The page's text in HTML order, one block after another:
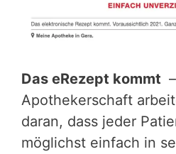
Das eRezept kommt
Apothekerschaft
daran, dass jeder
möglichst einfach in